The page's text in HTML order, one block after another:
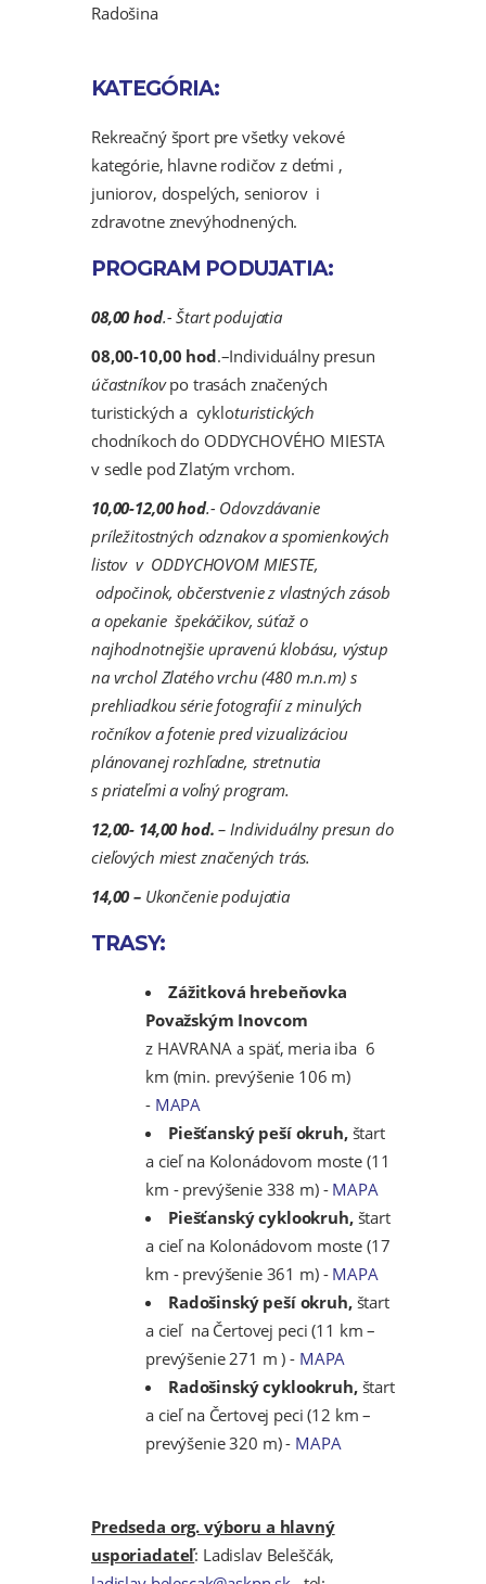
Radošina
KATEGÓRIA:
Rekreačný šport pre všetky vekové
kategórie, hlavne rodičov z deťmi ,
juniorov, dospelých, seniorov i
zdravotne znevýhodnených.
PROGRAM PODUJATIA:
08,00 hod.- Štart podujatia
08,00-10,00 hod.–Individuálny presun
účastníkovpo trasách značených
turistických a cykloturistických
chodníkoch do ODDYCHOVÉHO MIESTA
v sedle pod Zlatým vrchom.
10,00-12,00 hod.- Odovzdávanie
príležitostných odznakov a spomienkových
listov v ODDYCHOVOM MIESTE,
odpočinok, občerstvenie z vlastných zásob
a opekanie špekáčikov, súťaž o
najhodnotnejšie upravenú klobásu, výstup
na vrchol Zlatého vrchu (480 m.n.m) s
prehliadkou série fotografií z minulých
ročníkov a fotenie pred vizualizáciou
plánovanej rozhľadne, stretnutia
s priateľmi a voľný program.
12,00- 14,00 hod. – Individuálny presun do
cieľových miest značených trás.
14,00 –Ukončenie podujatia
TRASY:
Zážitková hrebeňovka
Považským Inovcom
z HAVRANA a späť, meria iba 6
km (min. prevýšenie 106 m)
- MAPA
Piešťanský peší okruh, štart
a cieľ na Kolonádovom moste (11
km - prevýšenie 338 m) - MAPA
Piešťanský cyklookruh, štart
a cieľ na Kolonádovom moste (17
km - prevýšenie 361 m) - MAPA
Radošinský peší okruh, štart
a cieľ na Čertovej peci (11 km –
prevýšenie 271 m ) - MAPA
Radošinský cyklookruh, štart
a cieľ na Čertovej peci (12 km –
prevýšenie 320 m) - MAPA
Predseda org. výboru a hlavný
usporiadateľ: Ladislav Beleščák,